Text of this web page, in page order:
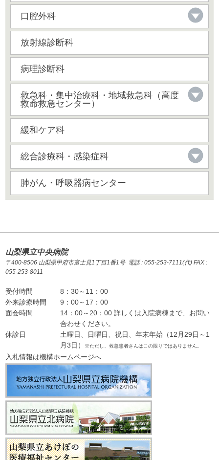
口腔外科
放射線診断科
病理診断科
救急科・集中治療科・地域救急科（高度
救命救急センター）
緩和ケア科
総合診療科・感染症科
肺がん・呼吸器病センター
山梨県立中央病院
〒400-8506 山梨県甲府市富士見1丁目1番1号 電話 : 055-253-7111(代) FAX :
055-253-8011
受付時間
8：30～11：00
外来診療時間
9：00～17：00
面会時間
14：00～20：00 詳しくは入院病棟まで、お問い
合わせください。
休診日
土曜日、日曜日、祝日、年末年始（12月29日～1
月3日）
※ただし、救急患者さんはこの限りではありません。
入札情報は機構ホームページへ